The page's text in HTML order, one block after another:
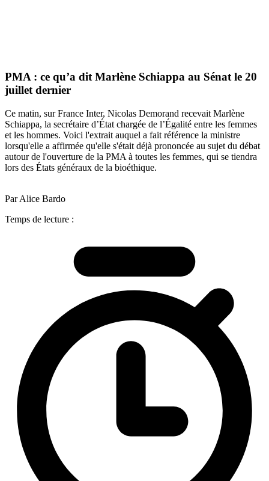
PMA : ce qu’a dit Marlène Schiappa au Sénat le 20
juillet dernier
Ce matin, sur France Inter, Nicolas Demorand recevait Marlène
Schiappa, la secrétaire d’État chargée de l’Égalité entre les femmes
et les hommes. Voici l'extrait auquel a fait référence la ministre
lorsqu'elle a affirmée qu'elle s'était déjà prononcée au sujet du débat
autour de l'ouverture de la PMA à toutes les femmes, qui se tiendra
lors des États généraux de la bioéthique.
Par Alice Bardo
Temps de lecture :